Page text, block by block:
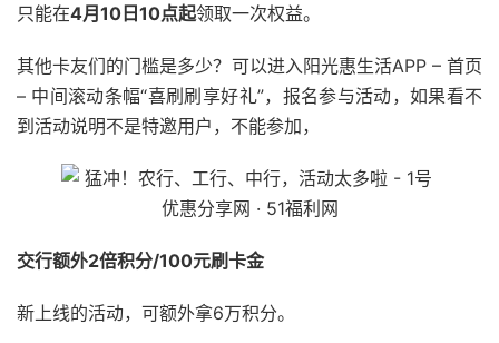
只能在4月10日10点起领取一次权益。
其他卡友们的门槛是多少？可以进入阳光惠生活APP – 首页
– 中间滚动条幅“喜刷刷享好礼”，报名参与活动，如果看不
到活动说明不是特邀用户，不能参加，
交行额外2倍积分/100元刷卡金
新上线的活动，可额外拿6万积分。